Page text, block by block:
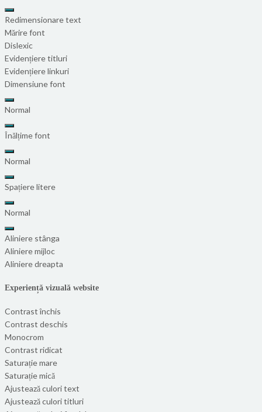
Redimensionare text
Mărire font
Dislexic
Evidențiere titluri
Evidențiere linkuri
Dimensiune font
Normal
Înălțime font
Normal
Spațiere litere
Normal
Aliniere stânga
Aliniere mijloc
Aliniere dreapta
Experiență vizuală website
Contrast închis
Contrast deschis
Monocrom
Contrast ridicat
Saturație mare
Saturație mică
Ajustează culori text
Ajustează culori titluri